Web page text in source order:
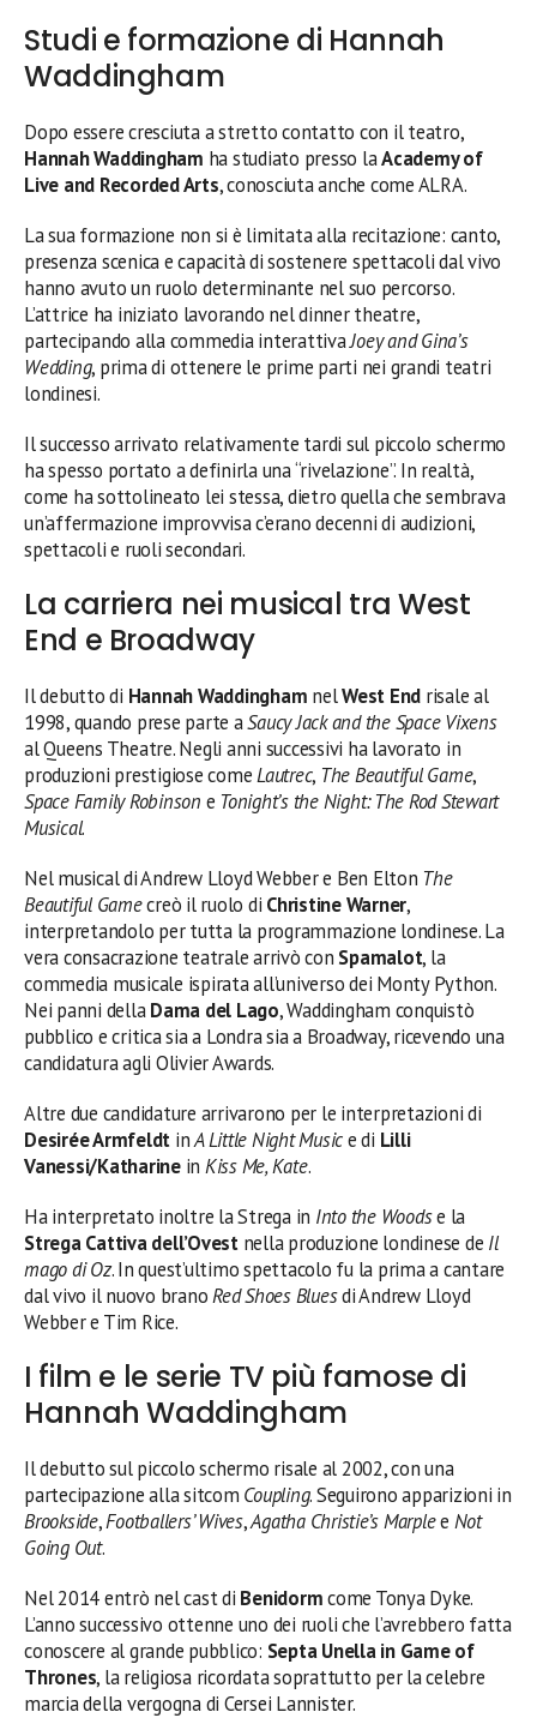
Studi e formazione di Hannah
Waddingham
Dopo essere cresciuta a stretto contatto con il teatro,
Hannah Waddingham ha studiato presso laAcademy of
Live and Recorded Arts, conosciuta anche come ALRA.
La sua formazione non si è limitata alla recitazione: canto,
presenza scenica e capacità di sostenere spettacoli dal vivo
hanno avuto un ruolo determinante nel suo percorso.
L’attrice ha iniziato lavorando nel dinner theatre,
partecipando alla commedia interattivaJoey and Gina’s
Wedding, prima di ottenere le prime parti nei grandi teatri
londinesi.
Il successo arrivato relativamente tardi sul piccolo schermo
ha spesso portato a definirla una “rivelazione”. In realtà,
come ha sottolineato lei stessa, dietro quella che sembrava
un’affermazione improvvisa c’erano decenni di audizioni,
spettacoli e ruoli secondari.
La carriera nei musical tra West
End e Broadway
Il debutto di Hannah Waddingham nelWest End risale al
1998, quando prese parte aSaucy Jack and the Space Vixens
al Queens Theatre. Negli anni successivi ha lavorato in
produzioni prestigiose comeLautrec, The Beautiful Game,
Space Family Robinson e Tonight’s the Night: The Rod Stewart
Musical.
Nel musical di Andrew Lloyd Webber e Ben Elton The
Beautiful Gamecreò il ruolo di Christine Warner,
interpretandolo per tutta la programmazione londinese. La
vera consacrazione teatrale arrivò con Spamalot, la
commedia musicale ispirata all’universo dei Monty Python.
Nei panni dellaDama del Lago, Waddingham conquistò
pubblico e critica sia a Londra sia a Broadway, ricevendo una
candidatura agli Olivier Awards.
Altre due candidature arrivarono per le interpretazioni di
Desirée Armfeldt inA Little Night Musice di Lilli
Vanessi/Katharinein Kiss Me, Kate.
Ha interpretato inoltre la Strega in Into the Woodse la
Strega Cattiva dell’Ovestnella produzione londinese de Il
mago di Oz. In quest’ultimo spettacolo fu la prima a cantare
dal vivo il nuovo branoRed Shoes Bluesdi Andrew Lloyd
Webber e Tim Rice.
I film e le serie TV più famose di
Hannah Waddingham
Il debutto sul piccolo schermo risale al 2002, con una
partecipazione alla sitcom Coupling. Seguirono apparizioni in
Brookside,Footballers’ Wives,Agatha Christie’s Marplee Not
Going Out.
Nel 2014 entrò nel cast di Benidormcome Tonya Dyke.
L’anno successivo ottenne uno dei ruoli che l’avrebbero fatta
conoscere al grande pubblico: Septa Unella in Game of
Thrones, la religiosa ricordata soprattutto per la celebre
marcia della vergogna di Cersei Lannister.